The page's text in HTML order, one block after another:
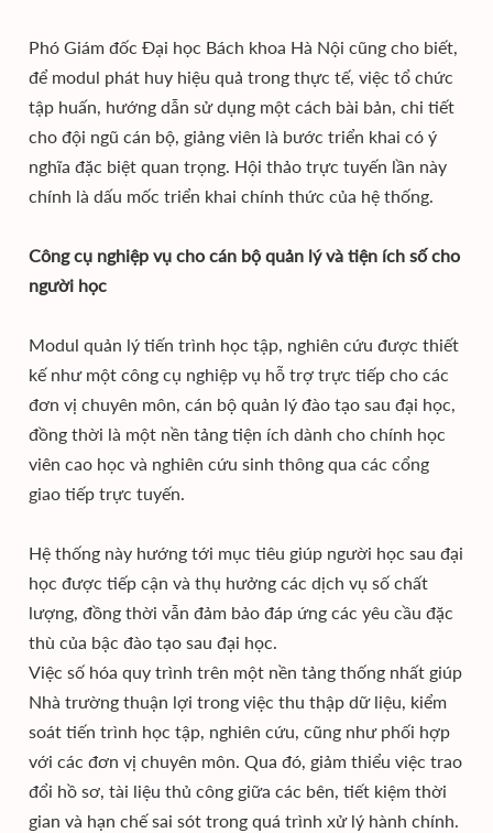
Phó Giám đốc Đại học Bách khoa Hà Nội cũng cho biết,
để modul phát huy hiệu quả trong thực tế, việc tổ chức
tập huấn, hướng dẫn sử dụng một cách bài bản, chi tiết
cho đội ngũ cán bộ, giảng viên là bước triển khai có ý
nghĩa đặc biệt quan trọng. Hội thảo trực tuyến lần này
chính là dấu mốc triển khai chính thức của hệ thống.
Công cụ nghiệp vụ cho cán bộ quản lý và tiện ích số cho
người học
Modul quản lý tiến trình học tập, nghiên cứu được thiết
kế như một công cụ nghiệp vụ hỗ trợ trực tiếp cho các
đơn vị chuyên môn, cán bộ quản lý đào tạo sau đại học,
đồng thời là một nền tảng tiện ích dành cho chính học
viên cao học và nghiên cứu sinh thông qua các cổng
giao tiếp trực tuyến.
Hệ thống này hướng tới mục tiêu giúp người học sau đại
học được tiếp cận và thụ hưởng các dịch vụ số chất
lượng, đồng thời vẫn đảm bảo đáp ứng các yêu cầu đặc
thù của bậc đào tạo sau đại học.
Việc số hóa quy trình trên một nền tảng thống nhất giúp
Nhà trường thuận lợi trong việc thu thập dữ liệu, kiểm
soát tiến trình học tập, nghiên cứu, cũng như phối hợp
với các đơn vị chuyên môn. Qua đó, giảm thiểu việc trao
đổi hồ sơ, tài liệu thủ công giữa các bên, tiết kiệm thời
gian và hạn chế sai sót trong quá trình xử lý hành chính.